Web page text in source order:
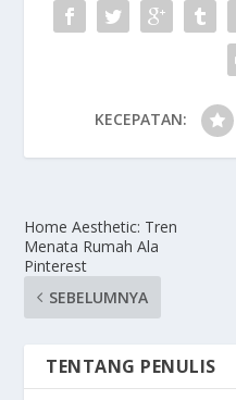
KECEPATAN:
Home Aesthetic: Tren
Menata Rumah Ala
Pinterest
SEBELUMNYA
TENTANG PENULIS